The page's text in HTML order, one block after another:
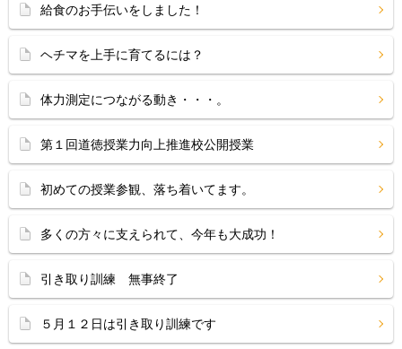
給食のお手伝いをしました！
ヘチマを上手に育てるには？
体力測定につながる動き・・・。
第１回道徳授業力向上推進校公開授業
初めての授業参観、落ち着いてます。
多くの方々に支えられて、今年も大成功！
引き取り訓練 無事終了
５月１２日は引き取り訓練です